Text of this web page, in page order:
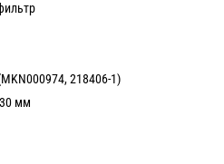
218406-1)
мм